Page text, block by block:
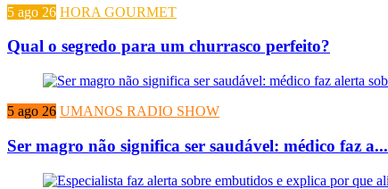
5 ago 26 HORA GOURMET
Qual o segredo para um churrasco perfeito?
5 ago 26 UMANOS RADIO SHOW
Ser magro não significa ser saudável: médico faz a...